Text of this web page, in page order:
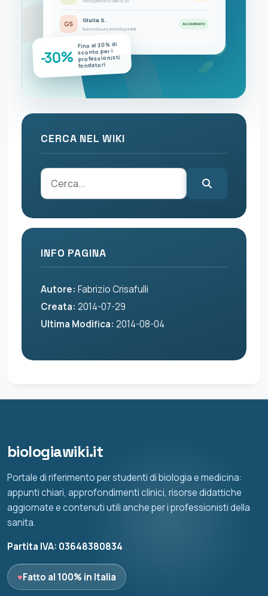
GS Giulia S.
Nuove misurazioni disponibili
AGGIORNATO
-30%
Fino al 30% di
sconto per i
professionisti
fondatori
CERCA NEL WIKI
INFO PAGINA
Autore: Fabrizio Crisafulli
Creata: 2014-07-29
Ultima Modifica: 2014-08-04
biologiawiki.it
Portale di riferimento per studenti di biologia e medicina:
appunti chiari, approfondimenti clinici, risorse didattiche
aggiornate e contenuti utili anche per i professionisti della
sanita.
Partita IVA: 03648380834
♥Fatto al 100% in Italia